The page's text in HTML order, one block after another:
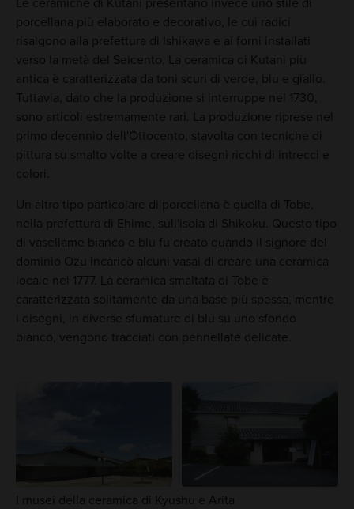
porcellana più elaborato e decorativo, le cui radici
risalgono alla prefettura di Ishikawa e ai forni installati
verso la metà del Seicento. La ceramica di Kutani più
antica è caratterizzata da toni scuri di verde, blu e giallo.
Tuttavia, dato che la produzione si interruppe nel 1730,
sono articoli estremamente rari. La produzione riprese nel
primo decennio dell'Ottocento, stavolta con tecniche di
pittura su smalto volte a creare disegni ricchi di intrecci e
colori.
Un altro tipo particolare di porcellana è quella di Tobe,
nella prefettura di Ehime, sull'isola di Shikoku. Questo tipo
di vasellame bianco e blu fu creato quando il signore del
dominio Ozu incaricò alcuni vasai di creare una ceramica
locale nel 1777. La ceramica smaltata di Tobe è
caratterizzata solitamente da una base più spessa, mentre
i disegni, in diverse sfumature di blu su uno sfondo
bianco, vengono tracciati con pennellate delicate.
I musei della ceramica di Kyushu e Arita